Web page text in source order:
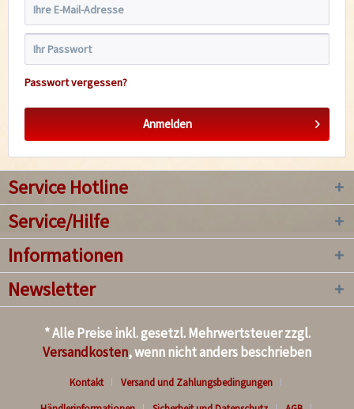
Passwort vergessen?
Anmelden
Service Hotline
Service/Hilfe
Informationen
Newsletter
* Alle Preise inkl. gesetzl. Mehrwertsteuer zzgl.
Versandkosten, wenn nicht anders beschrieben
Kontakt
Versand und Zahlungsbedingungen